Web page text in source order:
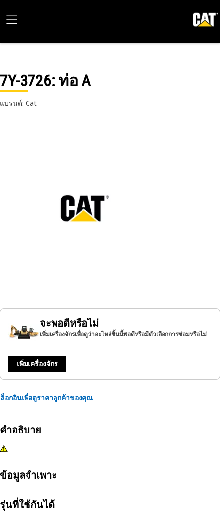
7Y-3726: ท่อ A
แบรนด์: Cat
จะพอดีหรือไม่
เพิ่มเครื่องจักรเพื่อดูว่าอะไหล่ชิ้นนี้พอดีหรือมีตัวเลือกการซ่อมหรือไม่
เพิ่มเครื่องจักร
ล็อกอินเพื่อดูราคาลูกค้าของคุณ
คำอธิบาย
ข้อมูลจำเพาะ
รุ่นที่ใช้กันได้